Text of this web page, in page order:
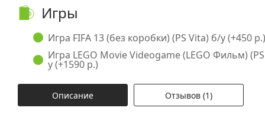
Игры
Игра FIFA 13 (без коробки) (PS Vita) б/у (+450 р.)
Игра LEGO Movie Videogame (LEGO Фильм)
у (+1590 р.)
Описание Отзывов (1)